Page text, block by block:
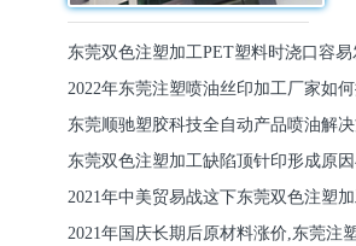
东莞双色注塑加工PET塑料时浇口容
2022年东莞注塑喷油丝印加工厂家如
东莞顺驰塑胶科技全自动产品喷油解
东莞双色注塑加工缺陷顶针印形成原
2021年中美贸易战这下东莞双色注塑
2021年国庆长期后原材料涨价,东莞注